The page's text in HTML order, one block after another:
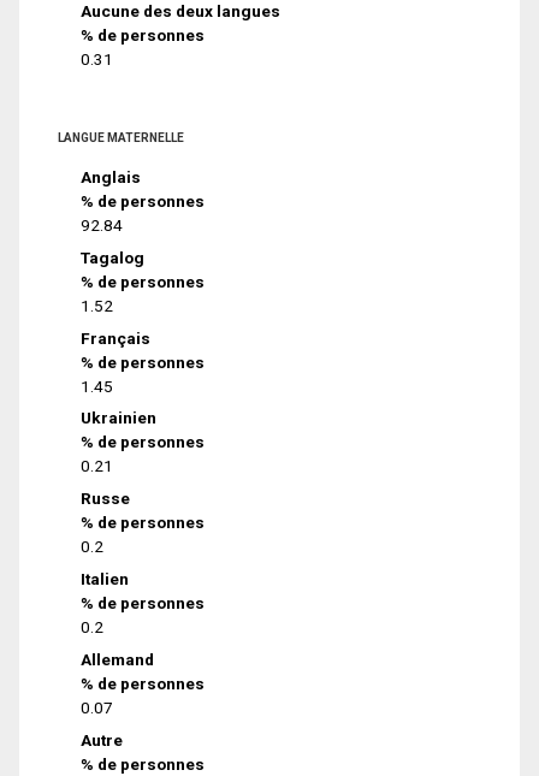
Aucune des deux langues
% de personnes
0.31
LANGUE MATERNELLE
Anglais
% de personnes
92.84
Tagalog
% de personnes
1.52
Français
% de personnes
1.45
Ukrainien
% de personnes
0.21
Russe
% de personnes
0.2
Italien
% de personnes
0.2
Allemand
% de personnes
0.07
Autre
% de personnes